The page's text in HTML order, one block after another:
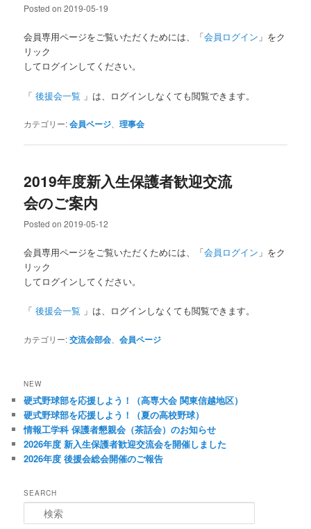
Posted on2019-05-19
会員専用ページをご覧いただくためには、「会員ログイン 」をク
リック
してログインしてください。
「後援会一覧 」は、ログインしなくても閲覧できます。
カテゴリー:会員ページ 、理事会
2019年度新入生保護者歓迎交流
会のご案内
Posted on2019-05-12
会員専用ページをご覧いただくためには、「会員ログイン 」をク
リック
してログインしてください。
「後援会一覧 」は、ログインしなくても閲覧できます。
カテゴリー:交流会部会 、会員ページ
NEW
硬式野球部を応援しよう！（高専大会 関東信越地区）
硬式野球部を応援しよう！（夏の高校野球）
情報工学科 保護者懇親会（茶話会）のお知らせ
2026年度 新入生保護者歓迎交流会を開催しました
2026年度 後援会総会開催のご報告
SEARCH
索